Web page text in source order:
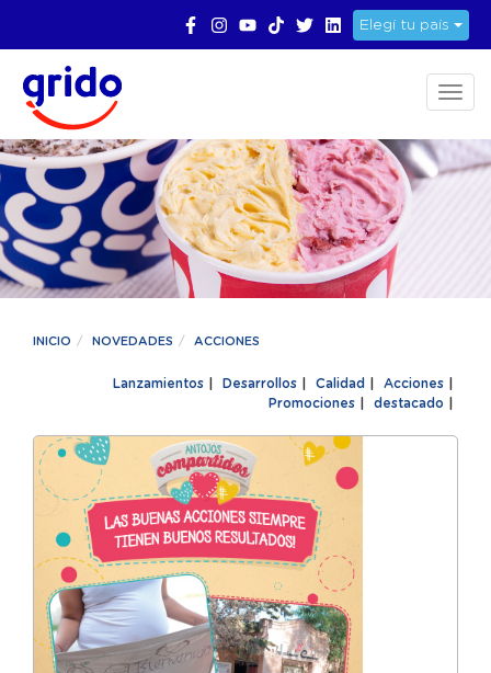
Elegí tu país
INICIO NOVEDADES ACCIONES
Lanzamientos Desarrollos Calidad Acciones
Promociones
destacado